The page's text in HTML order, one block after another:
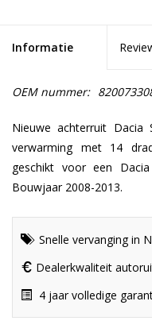
Informatie
OEM nummer:
Nieuwe achterruit Dacia
verwarming met 14
geschikt voor een
Bouwjaar 2008-2013.
Snelle vervanging in
Dealerkwaliteit
4 jaar volledige